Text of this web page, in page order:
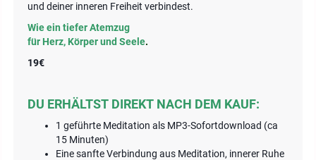
und deiner inneren Freiheit verbindest.
Wie ein tiefer Atemzug
für Herz, Körper und Seele.
19€
DU ERHÄLTST DIREKT NACH DEM KAUF:
1 geführte Meditation als MP3-Sofortdownload (ca
15 Minuten)
Eine sanfte Verbindung aus Meditation, innerer Ruhe